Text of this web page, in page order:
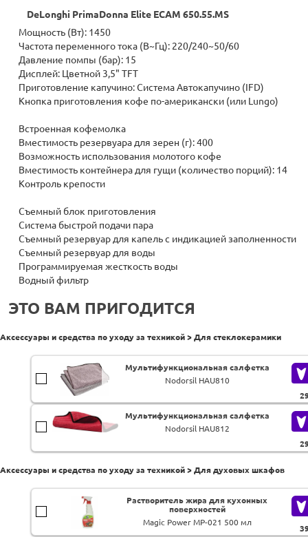
DeLonghi PrimaDonna Elite ECAM 650.55.MS
Мощность (Вт): 1450
Частота переменного тока (В~Гц): 220/240~50/60
Давление помпы (бар): 15
Дисплей: Цветной 3,5" TFT
Приготовление капучино: Система Автокапучино (IFD)
Кнопка приготовления кофе по-американски (или Lungo)
Встроенная кофемолка
Вместимость резервуара для зерен (г): 400
Возможность использования молотого кофе
Вместимость контейнера для гущи (количество порций): 14
Контроль крепости
Съемный блок приготовления
Система быстрой подачи пара
Съемный резервуар для капель с индикацией заполненности
Съемный резервуар для воды
Программируемая жесткость воды
Водный фильтр
ЭТО ВАМ ПРИГОДИТСЯ
Аксессуары и средства по уходу за техникой > Для стеклокерамики
Мультифункциональная салфетка
Nodorsil HAU810
Мультифункциональная салфетка
Nodorsil HAU812
Аксессуары и средства по уходу за техникой > Для духовых шкафов
Растворитель жира для кухонных
поверхностей
Magic Power MP-021 500 мл